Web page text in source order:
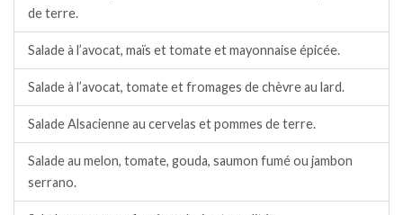
de terre.
Salade à l’avocat, maïs et tomate et mayonnaise épicée.
Salade à l’avocat, tomate et fromages de chèvre au lard.
Salade Alsacienne au cervelas et pommes de terre.
Salade au melon, tomate, gouda, saumon fumé ou jambon
serrano.